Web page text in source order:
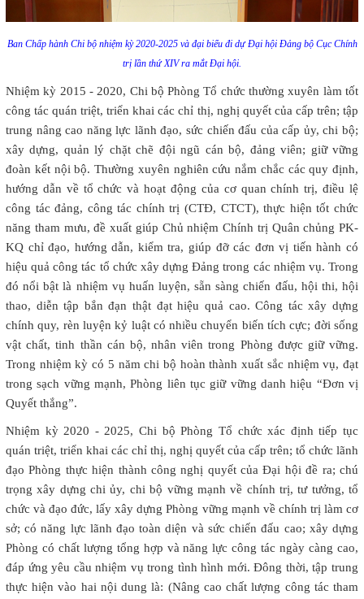
Ban Chấp hành Chi bộ nhiệm kỳ 2020-2025 và đại biểu đi dự Đại hội Đảng bộ Cục Chính
trị lần thứ XIV ra mắt Đại hội.
Nhiệm kỳ 2015 - 2020, Chi bộ Phòng Tổ chức thường xuyên làm tốt
công tác quán triệt, triển khai các chỉ thị, nghị quyết của cấp trên; tập
trung nâng cao năng lực lãnh đạo, sức chiến đấu của cấp ủy, chi bộ;
xây dựng, quản lý chặt chẽ đội ngũ cán bộ, đảng viên; giữ vững
đoàn kết nội bộ. Thường xuyên nghiên cứu nắm chắc các quy định,
hướng dẫn về tổ chức và hoạt động của cơ quan chính trị, điều lệ
công tác đảng, công tác chính trị (CTĐ, CTCT), thực hiện tốt chức
năng tham mưu, đề xuất giúp Chủ nhiệm Chính trị Quân chủng PK-
KQ chỉ đạo, hướng dẫn, kiểm tra, giúp đỡ các đơn vị tiến hành có
hiệu quả công tác tổ chức xây dựng Đảng trong các nhiệm vụ. Trong
đó nổi bật là nhiệm vụ huấn luyện, sẵn sàng chiến đấu, hội thi, hội
thao, diễn tập bắn đạn thật đạt hiệu quả cao. Công tác xây dựng
chính quy, rèn luyện kỷ luật có nhiều chuyển biến tích cực; đời sống
vật chất, tinh thần cán bộ, nhân viên trong Phòng được giữ vững.
Trong nhiệm kỳ có 5 năm chi bộ hoàn thành xuất sắc nhiệm vụ, đạt
trong sạch vững mạnh, Phòng liên tục giữ vững danh hiệu “Đơn vị
Quyết thắng”.
Nhiệm kỳ 2020 - 2025, Chi bộ Phòng Tổ chức xác định tiếp tục
quán triệt, triển khai các chỉ thị, nghị quyết của cấp trên; tổ chức lãnh
đạo Phòng thực hiện thành công nghị quyết của Đại hội đề ra; chú
trọng xây dựng chi ủy, chi bộ vững mạnh về chính trị, tư tưởng, tổ
chức và đạo đức, lấy xây dựng Phòng vững mạnh về chính trị làm cơ
sở; có năng lực lãnh đạo toàn diện và sức chiến đấu cao; xây dựng
Phòng có chất lượng tổng hợp và năng lực công tác ngày càng cao,
đáp ứng yêu cầu nhiệm vụ trong tình hình mới. Đông thời, tập trung
thực hiện vào hai nội dung là: (Nâng cao chất lượng công tác tham